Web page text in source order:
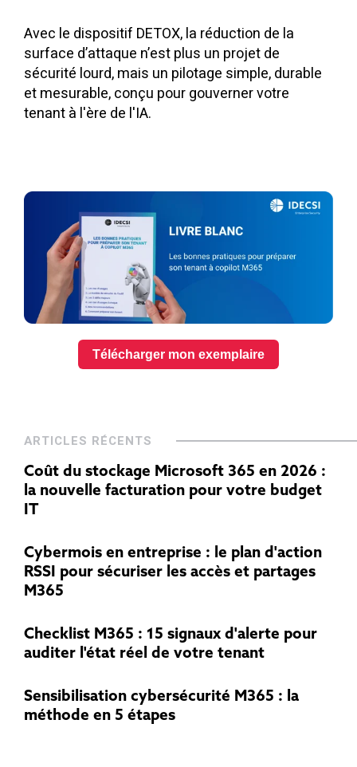
Avec le dispositif DETOX, la réduction de la
surface d’attaque n’est plus un projet de
sécurité lourd, mais un pilotage simple, durable
et mesurable, conçu pour gouverner votre
tenant à l'ère de l'IA.
Télécharger mon exemplaire
ARTICLES RÉCENTS
Coût du stockage Microsoft 365 en 2026 :
la nouvelle facturation pour votre budget
IT
Cybermois en entreprise : le plan d'action
RSSI pour sécuriser les accès et partages
M365
Checklist M365 : 15 signaux d'alerte pour
auditer l'état réel de votre tenant
Sensibilisation cybersécurité M365 : la
méthode en 5 étapes